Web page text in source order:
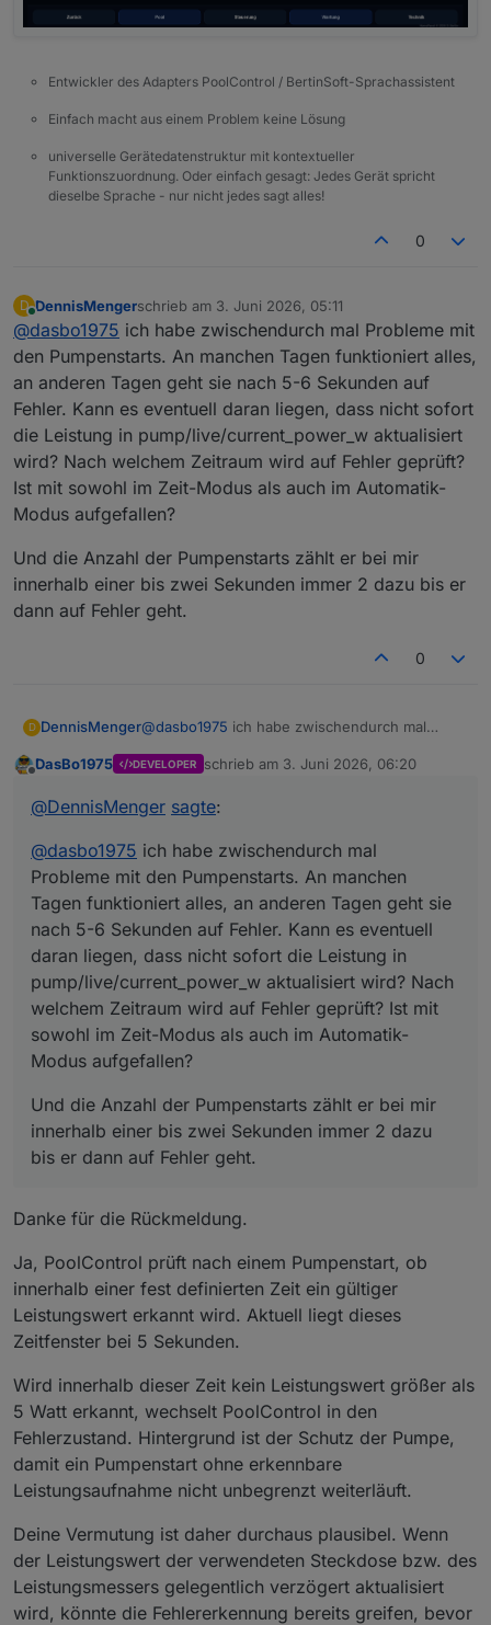
Entwickler des Adapters PoolControl / BertinSoft-Sprachassistent
Einfach macht aus einem Problem keine Lösung
universelle Gerätedatenstruktur mit kontextueller
Funktionszuordnung. Oder einfach gesagt: Jedes Gerät spricht
dieselbe Sprache - nur nicht jedes sagt alles!
0
D
Online
DennisMengerschrieb am 3. Juni 2026, 05:11
zuletzt editiert von
@dasbo1975 ich habe zwischendurch mal Probleme mit
den Pumpenstarts. An manchen Tagen funktioniert alles,
an anderen Tagen geht sie nach 5-6 Sekunden auf
Fehler. Kann es eventuell daran liegen, dass nicht sofort
die Leistung in pump/live/current_power_w aktualisiert
wird? Nach welchem Zeitraum wird auf Fehler geprüft?
Ist mit sowohl im Zeit-Modus als auch im Automatik-
Modus aufgefallen?
Und die Anzahl der Pumpenstarts zählt er bei mir
innerhalb einer bis zwei Sekunden immer 2 dazu bis er
dann auf Fehler geht.
0
D DennisMenger@dasbo1975 ich habe zwischendurch mal
Tagen funktioniert alles, an anderen Tagen geht
eventuell daran liegen, dass nicht sofort die
aktualisiert wird? Nach welchem Zeitraum wird
auf Fehler geprüft? Ist mit sowohl im Zeit-
Modus als auch im Automatik-Modus
aufgefallen?
Und die Anzahl der Pumpenstarts zählt er bei
dazu bis er dann auf Fehler geht.
DasBo1975 DEVELOPER schrieb am 3. Juni 2026, 06:20
zuletzt editiert von
@DennisMenger sagte:
@dasbo1975 ich habe zwischendurch mal
Probleme mit den Pumpenstarts. An manchen
Tagen funktioniert alles, an anderen Tagen geht sie
nach 5-6 Sekunden auf Fehler. Kann es eventuell
daran liegen, dass nicht sofort die Leistung in
pump/live/current_power_w aktualisiert wird? Nach
welchem Zeitraum wird auf Fehler geprüft? Ist mit
sowohl im Zeit-Modus als auch im Automatik-
Modus aufgefallen?
Und die Anzahl der Pumpenstarts zählt er bei mir
innerhalb einer bis zwei Sekunden immer 2 dazu
bis er dann auf Fehler geht.
Danke für die Rückmeldung.
Ja, PoolControl prüft nach einem Pumpenstart, ob
innerhalb einer fest definierten Zeit ein gültiger
Leistungswert erkannt wird. Aktuell liegt dieses
Zeitfenster bei 5 Sekunden.
Wird innerhalb dieser Zeit kein Leistungswert größer als
5 Watt erkannt, wechselt PoolControl in den
Fehlerzustand. Hintergrund ist der Schutz der Pumpe,
damit ein Pumpenstart ohne erkennbare
Leistungsaufnahme nicht unbegrenzt weiterläuft.
Deine Vermutung ist daher durchaus plausibel. Wenn
der Leistungswert der verwendeten Steckdose bzw. des
Leistungsmessers gelegentlich verzögert aktualisiert
wird, könnte die Fehlererkennung bereits greifen, bevor